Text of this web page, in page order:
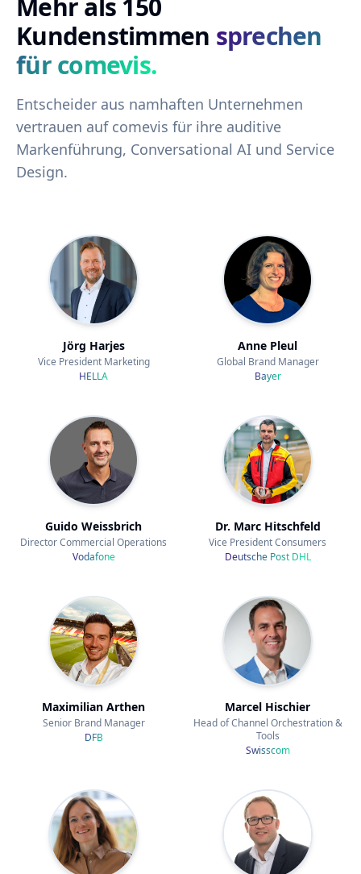
Mehr als 150
Kundenstimmen sprechen
für comevis.
Entscheider aus namhaften Unternehmen
vertrauen auf comevis für ihre auditive
Markenführung, Conversational AI und Service
Design.
Jörg Harjes
Vice President Marketing
HELLA
Anne Pleul
Global Brand Manager
Bayer
Guido Weissbrich
Director Commercial Operations
Vodafone
Dr. Marc Hitschfeld
Vice President Consumers
Deutsche Post DHL
Maximilian Arthen
Senior Brand Manager
DFB
Marcel Hischier
Head of Channel Orchestration &
Tools
Swisscom